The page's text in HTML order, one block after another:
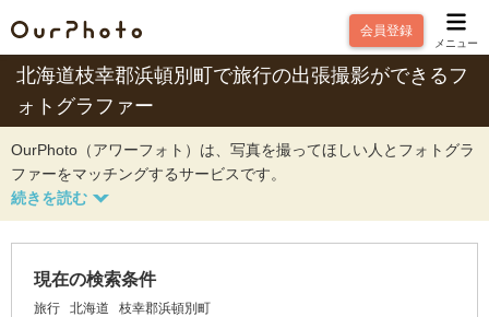
会員登録
メニュー
北海道枝幸郡浜頓別町で旅行の出張撮影ができるフ
ォトグラファー
OurPhoto（アワーフォト）は、写真を撮ってほしい人とフォトグラ
ファーをマッチングするサービスです。
現在の検索条件
旅行 北海道 枝幸郡浜頓別町